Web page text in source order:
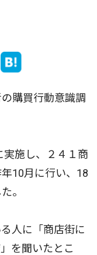
購買行動意識調
施し、２４１商
10月に行い、18
。
人に「商店街に
を聞いたとこ